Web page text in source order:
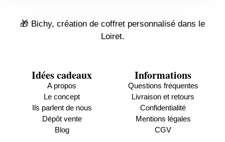
🎁 Bichy, création de coffret personnalisé dans le
Loiret.
Idées cadeaux
A propos
Le concept
Ils parlent de nous
Dépôt vente
Blog
Informations
Questions fréquentes
Livraison et retours
Confidentialité
Mentions légales
CGV